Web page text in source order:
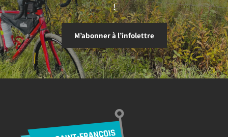
!
M’abonner à l’infolettre